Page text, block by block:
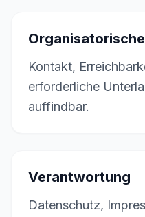
Kontakt,
erforderliche
auffindbar.
Verantwortung
Datenschutz,